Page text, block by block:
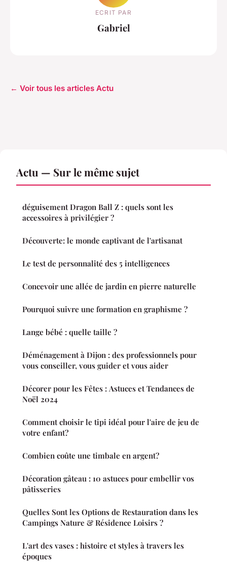
ECRIT PAR
Gabriel
← Voir tous les articles Actu
Actu — Sur le même sujet
déguisement Dragon Ball Z : quels sont les
accessoires à privilégier ?
Découverte: le monde captivant de l'artisanat
Le test de personnalité des 5 intelligences
Concevoir une allée de jardin en pierre naturelle
Pourquoi suivre une formation en graphisme ?
Lange bébé : quelle taille ?
Déménagement à Dijon : des professionnels pour
vous conseiller, vous guider et vous aider
Décorer pour les Fêtes : Astuces et Tendances de
Noël 2024
Comment choisir le tipi idéal pour l'aire de jeu de
votre enfant?
Combien coûte une timbale en argent?
Décoration gâteau : 10 astuces pour embellir vos
pâtisseries
Quelles Sont les Options de Restauration dans les
Campings Nature & Résidence Loisirs ?
L'art des vases : histoire et styles à travers les
époques